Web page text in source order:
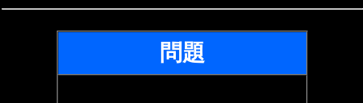
問題